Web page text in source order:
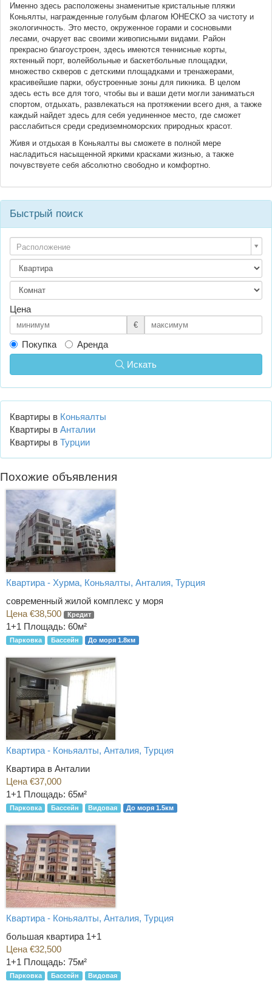
Именно здесь расположены знаменитые кристальные пляжи
Коньялты, награжденные голубым флагом ЮНЕСКО за чистоту и
экологичность. Это место, окруженное горами и сосновыми
лесами, очарует вас своими живописными видами. Район
прекрасно благоустроен, здесь имеются теннисные корты,
яхтенный порт, волейбольные и баскетбольные площадки,
множество скверов с детскими площадками и тренажерами,
красивейшие парки, обустроенные зоны для пикника. В целом
здесь есть все для того, чтобы вы и ваши дети могли заниматься
спортом, отдыхать, развлекаться на протяжении всего дня, а также
каждый найдет здесь для себя уединенное место, где сможет
расслабиться среди средиземноморских природных красот.
Живя и отдыхая в Коньяалты вы сможете в полной мере
насладиться насыщенной яркими красками жизнью, а также
почувствуете себя абсолютно свободно и комфортно.
Быстрый поиск
Расположение
Цена
€
Покупка
Аренда
Искать
Квартиры в Коньяалты
Квартиры в Анталии
Квартиры в Турции
Похожие объявления
Квартира - Хурма, Коньяалты, Анталия, Турция
современный жилой комплекс у моря
Цена €38,500
Кредит
1+1 Площадь: 60м²
Парковка Бассейн До моря 1.8км
Квартира - Коньяалты, Анталия, Турция
Квартира в Анталии
Цена €37,000
1+1 Площадь: 65м²
Парковка Бассейн Видовая До моря 1.5км
Квартира - Коньяалты, Анталия, Турция
большая квартира 1+1
Цена €32,500
1+1 Площадь: 75м²
Парковка Бассейн Видовая